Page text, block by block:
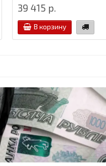
39 415 р.
В корзину